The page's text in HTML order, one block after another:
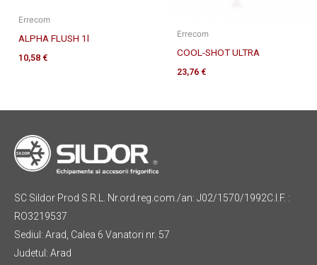
Errecom
ALPHA FLUSH 1l
10,58 €
Errecom
COOL-SHOT ULTRA
23,76 €
SC Sildor Prod S.R.L. Nr.ord.reg.com./an: J02/1570/1992C.I.F. :
RO3219537
Sediul: Arad, Calea 6 Vanatori nr. 57
Judetul: Arad